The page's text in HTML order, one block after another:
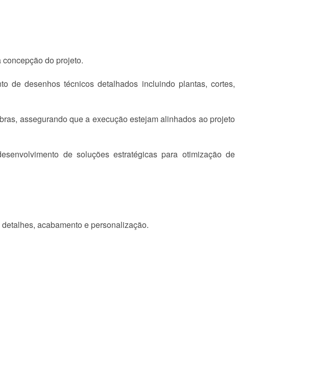
do projeto.
de desenhos técnicos detalhados incluindo plantas, cortes,
assegurando que a execução estejam alinhados ao projeto
de soluções estratégicas para otimização de
acabamento e personalização.